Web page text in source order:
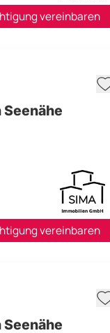
vereinbaren
vereinbaren